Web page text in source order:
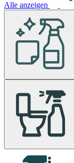
Alle anzeigen